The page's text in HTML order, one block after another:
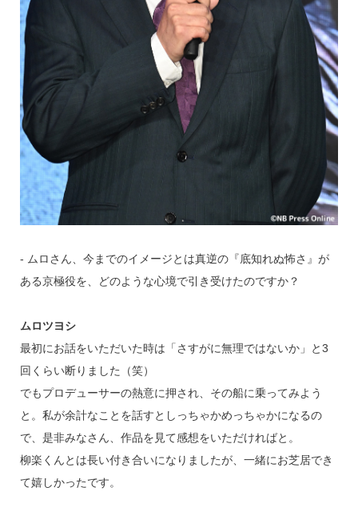
‐ ムロさん、今までのイメージとは真逆の『底知れぬ怖さ』が
ある京極役を、どのような心境で引き受けたのですか？
ムロツヨシ
最初にお話をいただいた時は「さすがに無理ではないか」と3
回くらい断りました（笑）
でもプロデューサーの熱意に押され、その船に乗ってみよう
と。私が余計なことを話すとしっちゃかめっちゃかになるの
で、是非みなさん、作品を見て感想をいただければと。
柳楽くんとは長い付き合いになりましたが、一緒にお芝居でき
て嬉しかったです。